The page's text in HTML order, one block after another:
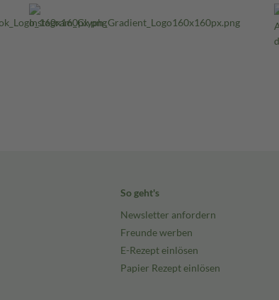
So geht's
Newsletter anfordern
Freunde werben
E-Rezept einlösen
Papier Rezept einlösen